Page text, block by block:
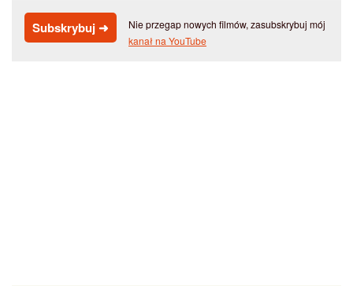
Subskrybuj ➜
Nie przegap nowych filmów, zasubskrybuj mój
kanał na YouTube